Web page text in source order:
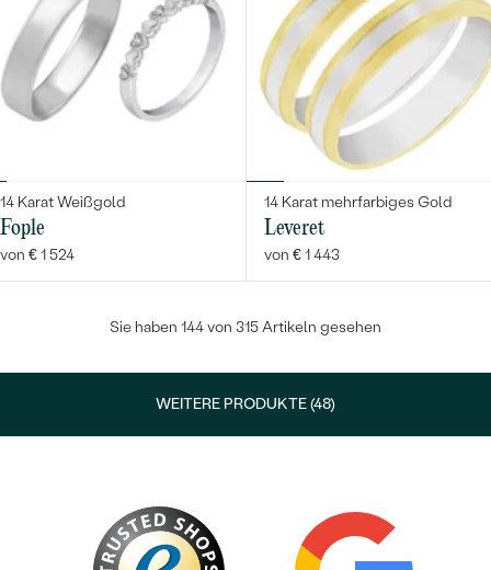
14 Karat Weißgold
Fople
von € 1 524
14 Karat mehrfarbiges Gold
Leveret
von € 1 443
Sie haben 144 von 315 Artikeln gesehen
WEITERE PRODUKTE (48)